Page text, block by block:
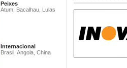
Peixes
Atum, Bacalhau, Lulas
Internacional
Brasil, Angola, China